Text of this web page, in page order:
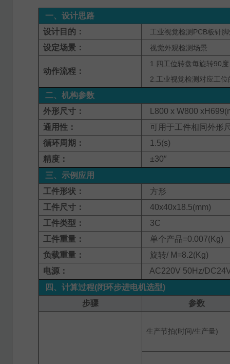
一、设计思路
设计目的：
工业视觉检测PCB板针脚
设定场景： 视觉外观检测场景
动作流程：
1.四工位转盘每旋转90度
2.工业视觉检测对应工位
二、机构参数
外形尺寸：
L800 x W800
通用性：
可用于工件相同外形
循环周期：
1.5(s)
精度：
±30″
三、示例应用
工件形状：
方形
工件尺寸：
40x40x18.5(mm)
工件类型：
3C
工件重量：
单个产品=0.007(Kg)
负载重量：
旋转/ M=8.2(Kg)
电源：
AC220V 50Hz/
四、计算过程(闭环步进电机选型)
步骤
参数
生产节拍(时间/生产量)